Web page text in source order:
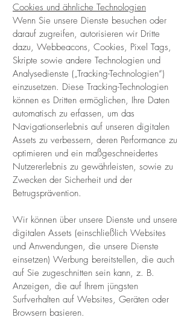
Cookies und ähnliche Technologien
Wenn Sie unsere Dienste besuchen oder
darauf zugreifen, autorisieren wir Dritte
dazu, Webbeacons, Cookies, Pixel Tags,
Skripte sowie andere Technologien und
Analysedienste („Tracking-Technologien“)
einzusetzen. Diese Tracking-Technologien
können es Dritten ermöglichen, Ihre Daten
automatisch zu erfassen, um das
Navigationserlebnis auf unseren digitalen
Assets zu verbessern, deren Performance zu
optimieren und ein maßgeschneidertes
Nutzererlebnis zu gewährleisten, sowie zu
Zwecken der Sicherheit und der
Betrugsprävention.
Wir können über unsere Dienste und unsere
digitalen Assets (einschließlich Websites
und Anwendungen, die unsere Dienste
einsetzen) Werbung bereitstellen, die auch
auf Sie zugeschnitten sein kann, z. B.
Anzeigen, die auf Ihrem jüngsten
Surfverhalten auf Websites, Geräten oder
Browsern basieren.